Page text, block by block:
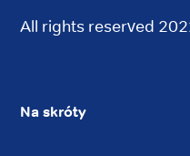
All rights reserved
Na skróty